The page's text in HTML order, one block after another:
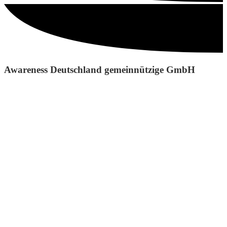
Awareness Deutschland gemeinnützige GmbH